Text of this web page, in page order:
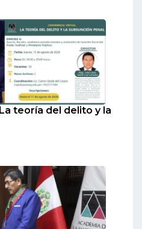
teoría del delito y la